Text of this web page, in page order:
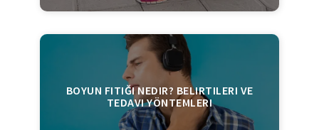
BOYUN FITIĞI NEDIR? BELIRTILERI VE
TEDAVI YÖNTEMLERI